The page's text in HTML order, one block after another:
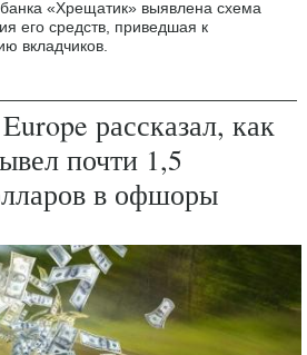
«Хрещатик» выявлена схема
его средств, приведшая к
вкладчиков.
рассказал, как
почти 1,5
в офшоры